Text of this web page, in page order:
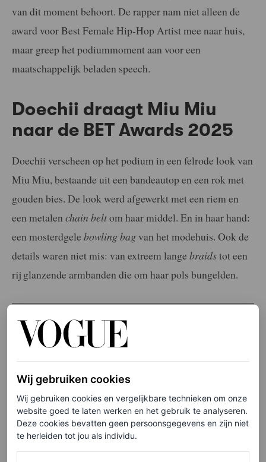
van dit moment behoort. De rapper nam niet alleen de
award voor Best Female Hip-Hop Artist mee naar huis,
maar greep het podiummoment aan voor een
maatschappelijk beladen speech.
Doechii draagt Miu Miu
naar de BET Awards 2025
Doechii verscheen op het podium in een felrode look van
Miu Miu, bestaande uit een bandeautop en een rok met
gouden bies. De look werd afgewerkt met een riem en
een metalen chain beltom haar middel. En in haar hand:
een mosterdgele bowling bag van het modehuis. Ook de
details waren niet mis: van extreem lange braidstot een
rij glanzende armbanden die om haar pols bungelden.
LEES OOK
In de spotlight: hoe ‘swamp princess’
Doechii van het moeras naar de modeweken
ging
LOIS LAVERNE
Speech met scherpe
boodschap
Wij gebruiken cookies
Wij gebruiken cookies en vergelijkbare technieken om onze
website goed te laten werken en het gebruik te analyseren.
Deze cookies bevatten geen persoonsgegevens en zijn niet
te herleiden tot jou als individu.